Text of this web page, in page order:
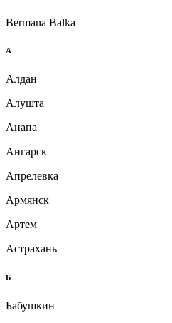
Bermana Balka
А
Алдан
Алушта
Анапа
Ангарск
Апрелевка
Армянск
Артем
Астрахань
Б
Бабушкин